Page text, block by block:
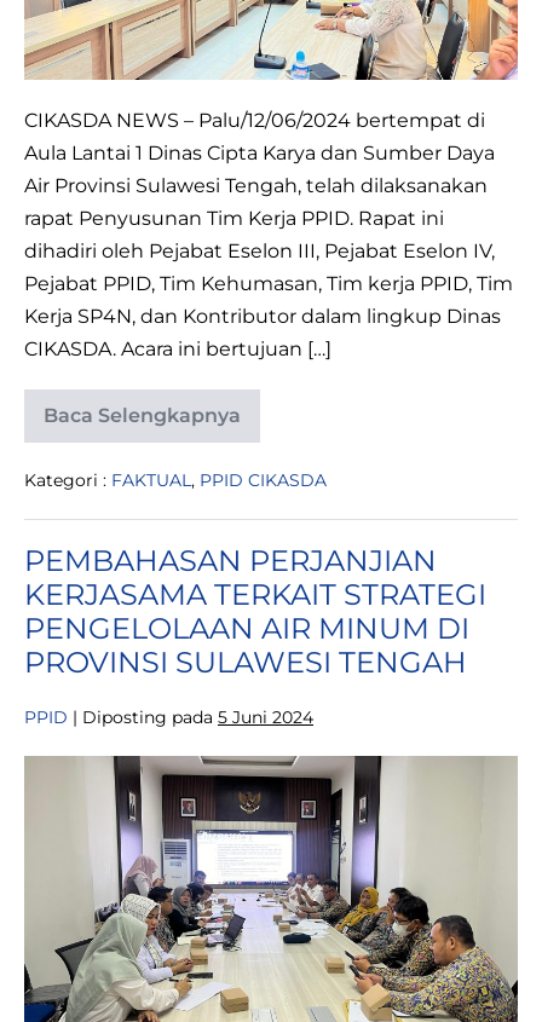
LAKSANAKAN
RAPAT
PENYUSUNAN
TIM
KERJA
PPIDP
CIKASDA NEWS – Palu/12/06/2024 bertempat di
Aula Lantai 1 Dinas Cipta Karya dan Sumber Daya
Air Provinsi Sulawesi Tengah, telah dilaksanakan
rapat Penyusunan Tim Kerja PPID. Rapat ini
dihadiri oleh Pejabat Eselon III, Pejabat Eselon IV,
Pejabat PPID, Tim Kehumasan, Tim kerja PPID, Tim
Kerja SP4N, dan Kontributor dalam lingkup Dinas
CIKASDA. Acara ini bertujuan […]
Baca Selengkapnya
TINGKATKAN
UPAYA
INFORMASI
CIKASDA
RAPAT
PENYUSUNAN
TIM
KERJA
PPIDP
Kategori : FAKTUAL, PPID CIKASDA
PEMBAHASAN PERJANJIAN
KERJASAMA TERKAIT STRATEGI
PENGELOLAAN AIR MINUM DI
PROVINSI SULAWESI TENGAH
PPID | Diposting pada 5 Juni 2024
PEMBAHASAN
PERJANJIAN
KERJASAMA
STRATEGI
PENGELOLAAN
AIR
MINUM